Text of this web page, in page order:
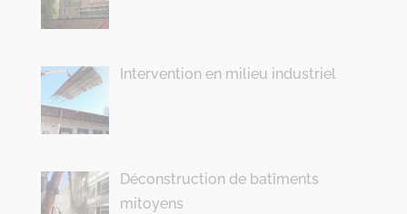
Intervention en milieu industriel
Déconstruction de batîments
mitoyens